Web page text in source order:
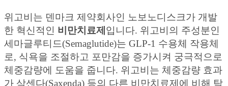
위고비는 덴마크 제약회사인 노보노디스크가 개발
한 혁신적인 비만치료제 입니다. 위고비의 주성분인
세마글루티드(Semaglutide)는 GLP-1 수용체 작용체
로, 식욕을 조절하고 포만감을 증가시켜 궁극적으로
체중감량에 도움을 줍니다. 위고비는 체중감량 효과
가 삭센다(Saxenda) 등의 다른 비만치료제에 비해 탁